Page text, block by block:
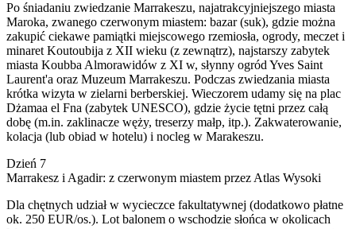
Po śniadaniu zwiedzanie Marrakeszu, najatrakcyjniejszego miasta
Maroka, zwanego czerwonym miastem: bazar (suk), gdzie można
zakupić ciekawe pamiątki miejscowego rzemiosła, ogrody, meczet i
minaret Koutoubija z XII wieku (z zewnątrz), najstarszy zabytek
miasta Koubba Almorawidów z XI w, słynny ogród Yves Saint
Laurent'a oraz Muzeum Marrakeszu. Podczas zwiedzania miasta
krótka wizyta w zielarni berberskiej. Wieczorem udamy się na plac
Dżamaa el Fna (zabytek UNESCO), gdzie życie tętni przez całą
dobę (m.in. zaklinacze węży, treserzy małp, itp.). Zakwaterowanie,
kolacja (lub obiad w hotelu) i nocleg w Marakeszu.
Dzień 7
Marrakesz i Agadir: z czerwonym miastem przez Atlas Wysoki
Dla chętnych udział w wycieczce fakultatywnej (dodatkowo płatne
ok. 250 EUR/os.). Lot balonem o wschodzie słońca w okolicach